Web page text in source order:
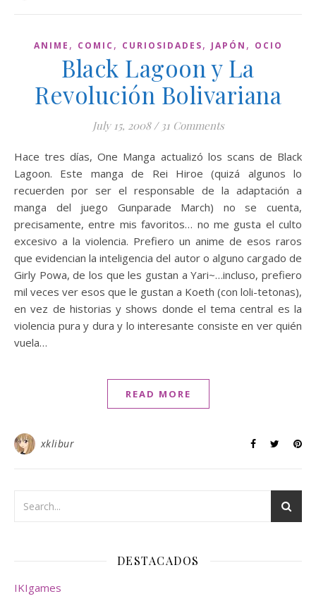
ANIME , COMIC , CURIOSIDADES, JAPÓN , OCIO
Black Lagoon y La
Revolución Bolivariana
July 15, 2008 / 31 Comments
Hace tres días, One Manga actualizó los scans de Black
Lagoon. Este manga de Rei Hiroe (quizá algunos lo
recuerden por ser el responsable de la adaptación a
manga del juego Gunparade March) no se cuenta,
precisamente, entre mis favoritos… no me gusta el culto
excesivo a la violencia. Prefiero un anime de esos raros
que evidencian la inteligencia del autor o alguno cargado de
Girly Powa, de los que les gustan a Yari~…incluso, prefiero
mil veces ver esos que le gustan a Koeth (con loli-tetonas),
en vez de historias y shows donde el tema central es la
violencia pura y dura y lo interesante consiste en ver quién
vuela…
READ MORE
xklibur
DESTACADOS
IKIgames